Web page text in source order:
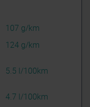
107 g/km
124 g/km
5.5 l/100km
4.7 l/100km